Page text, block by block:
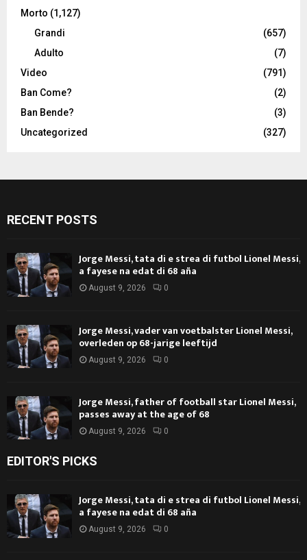
Morto (1,127)
Grandi
(657)
Adulto
(7)
Video
(791)
Ban Come?
(2)
Ban Bende?
(3)
Uncategorized
(327)
RECENT POSTS
Jorge Messi, tata di e strea di futbol Lionel Messi,
a fayese na edat di 68 aña
August 9, 2026 0
Jorge Messi, vader van voetbalster Lionel Messi,
overleden op 68-jarige leeftijd
August 9, 2026 0
Jorge Messi, father of football star Lionel Messi,
passes away at the age of 68
August 9, 2026 0
EDITOR'S PICKS
Jorge Messi, tata di e strea di futbol Lionel Messi,
a fayese na edat di 68 aña
August 9, 2026 0